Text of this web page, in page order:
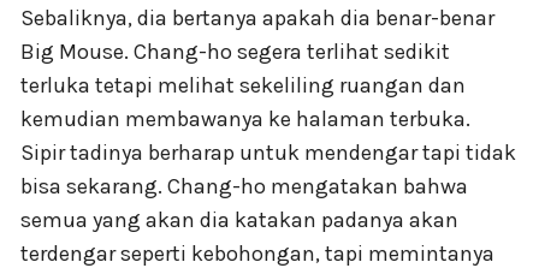
Sebaliknya, dia bertanya apakah dia benar-benar
Big Mouse. Chang-ho segera terlihat sedikit
terluka tetapi melihat sekeliling ruangan dan
kemudian membawanya ke halaman terbuka.
Sipir tadinya berharap untuk mendengar tapi tidak
bisa sekarang. Chang-ho mengatakan bahwa
semua yang akan dia katakan padanya akan
terdengar seperti kebohongan, tapi memintanya